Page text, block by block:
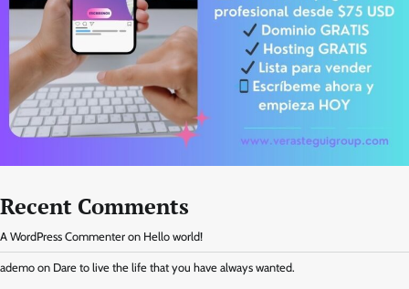
Recent Comments
A WordPress Commenter on Hello world!
ademo on Dare to live the life that you have always wanted.